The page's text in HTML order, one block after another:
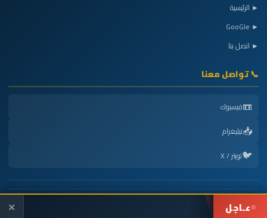
عـاجل ✕
► الرئيسية
► GooGle
► اتصل بنا
📞 تواصل معنا
📼فيسبوك
📥تيليغرام
🐦تويتر / X
Powered by